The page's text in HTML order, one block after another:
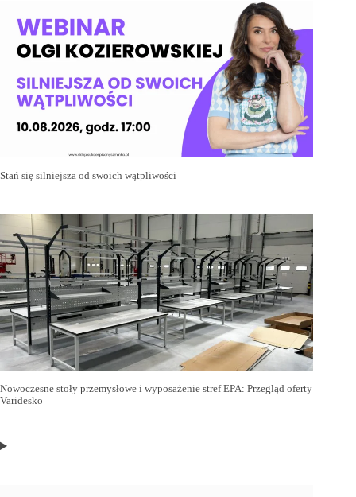
Stań się silniejsza od swoich wątpliwości
Nowoczesne stoły przemysłowe i wyposażenie stref EPA: Przegląd oferty
Varidesko